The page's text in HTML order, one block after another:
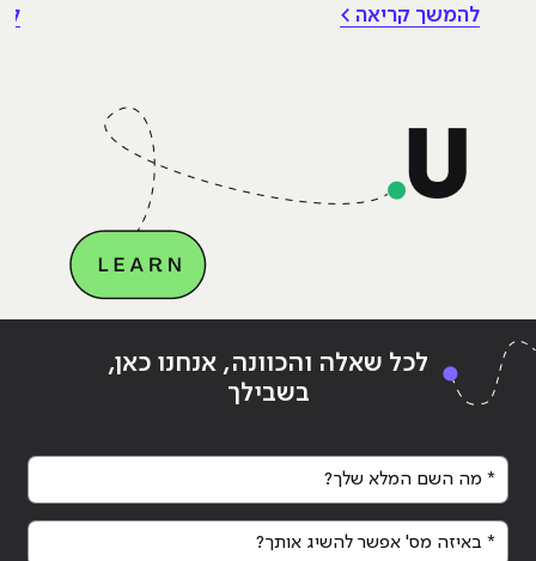
עקרונות של שיווק דיגיטלי לעסקים קטנים
Continue reading
צריכים בשביל להיות מנהלי סושיאל מדיה מבריקים"
להמשך קריאה >
לכל שאלה והכוונה, אנחנו כאן,
בשבילך
* מה השם המלא שלך?
* באיזה מס' אפשר להשיג אותך?